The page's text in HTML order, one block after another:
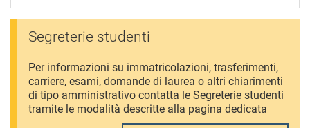
Segreterie studenti
Per informazioni su immatricolazioni, trasferimenti,
carriere, esami, domande di laurea o altri chiarimenti
di tipo amministrativo contatta le Segreterie studenti
tramite le modalità descritte alla pagina dedicata